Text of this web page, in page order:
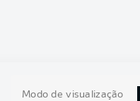
Modo de visualização